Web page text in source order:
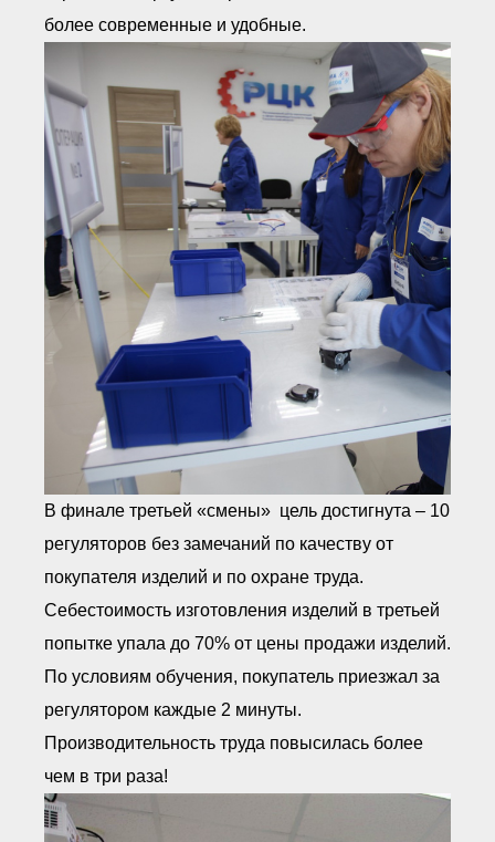
более современные и удобные.
В финале третьей «смены» цель достигнута – 10
регуляторов без замечаний по качеству от
покупателя изделий и по охране труда.
Себестоимость изготовления изделий в третьей
попытке упала до 70% от цены продажи изделий.
По условиям обучения, покупатель приезжал за
регулятором каждые 2 минуты.
Производительность труда повысилась более
чем в три раза!